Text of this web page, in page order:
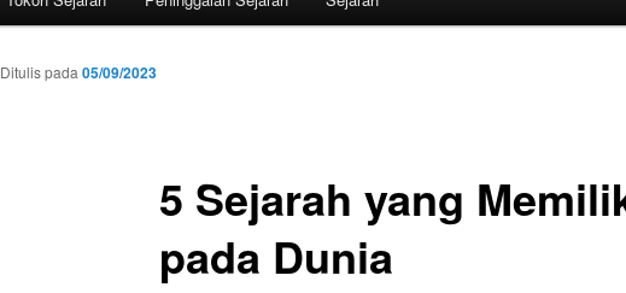
5 Sejarah yang
pada Dunia
Ditulis pada05/09/2023